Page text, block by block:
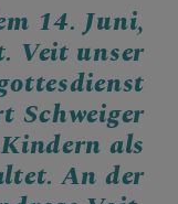
14. Juni,
Veit unser
Schweiger
als
An der